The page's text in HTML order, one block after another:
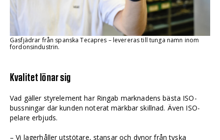
Gasfjädrar från spanska Tecapres – levereras till tunga namn inom
fordonsindustrin.
Kvalitet lönar sig
Vad gäller styrelement har Ringab marknadens bästa ISO-
bussningar där kunden noterat märkbar skillnad. Även ISO-
pelare erbjuds.
– Vi lagerhåller utstötare, stansar och dynor från tyska